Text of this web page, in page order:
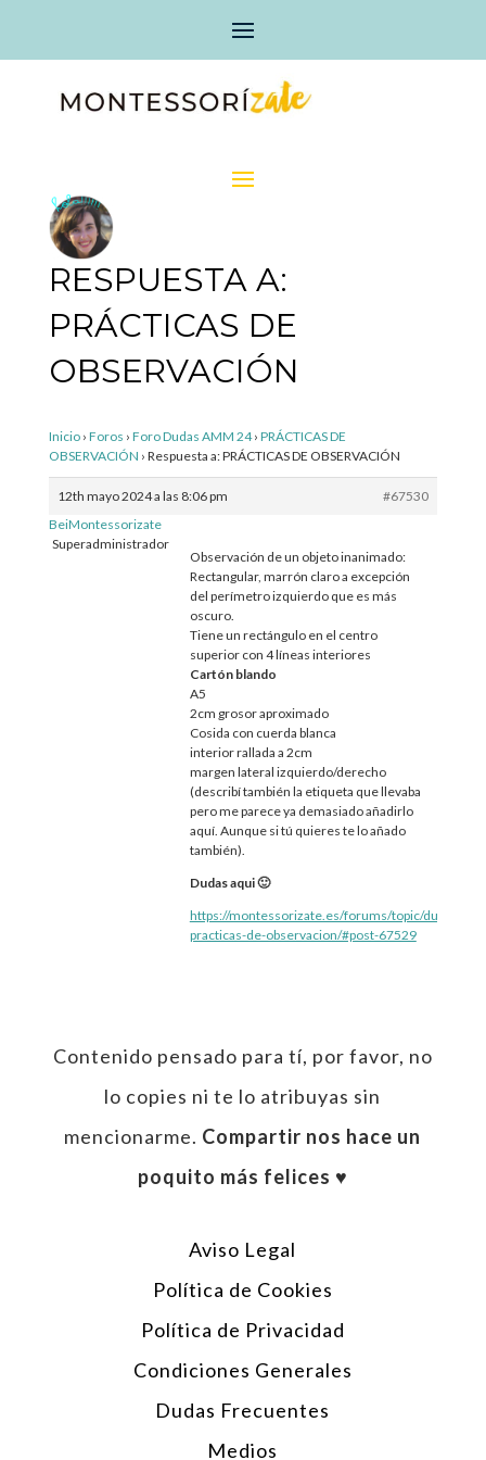
RESPUESTA A:
PRÁCTICAS DE
OBSERVACIÓN
Inicio › Foros › Foro Dudas AMM 24 › PRÁCTICAS DE
OBSERVACIÓN › Respuesta a: PRÁCTICAS DE OBSERVACIÓN
12th mayo 2024 a las 8:06 pm
#67530
BeiMontessorizate
Superadministrador
Observación de un objeto inanimado:
Rectangular, marrón claro a excepción
del perímetro izquierdo que es más
oscuro.
Tiene un rectángulo en el centro
superior con 4 líneas interiores
Cartón blando
A5
2cm grosor aproximado
Cosida con cuerda blanca
interior rallada a 2cm
margen lateral izquierdo/derecho
(describí también la etiqueta que llevaba
pero me parece ya demasiado añadirlo
aquí. Aunque si tú quieres te lo añado
también).
Dudas aqui 🙂
https://montessorizate.es/forums/topic/dudas-
practicas-de-observacion/#post-67529
Contenido pensado para tí, por favor, no
lo copies ni te lo atribuyas sin
mencionarme. Compartir nos hace un
poquito más felices ♥︎
Aviso Legal
Política de Cookies
Política de Privacidad
Condiciones Generales
Dudas Frecuentes
Medios